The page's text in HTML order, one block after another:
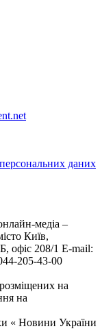
персональних даних
медіа –
Київ,
208/1 E-mail:
205-43-00
на
на
« Новини України